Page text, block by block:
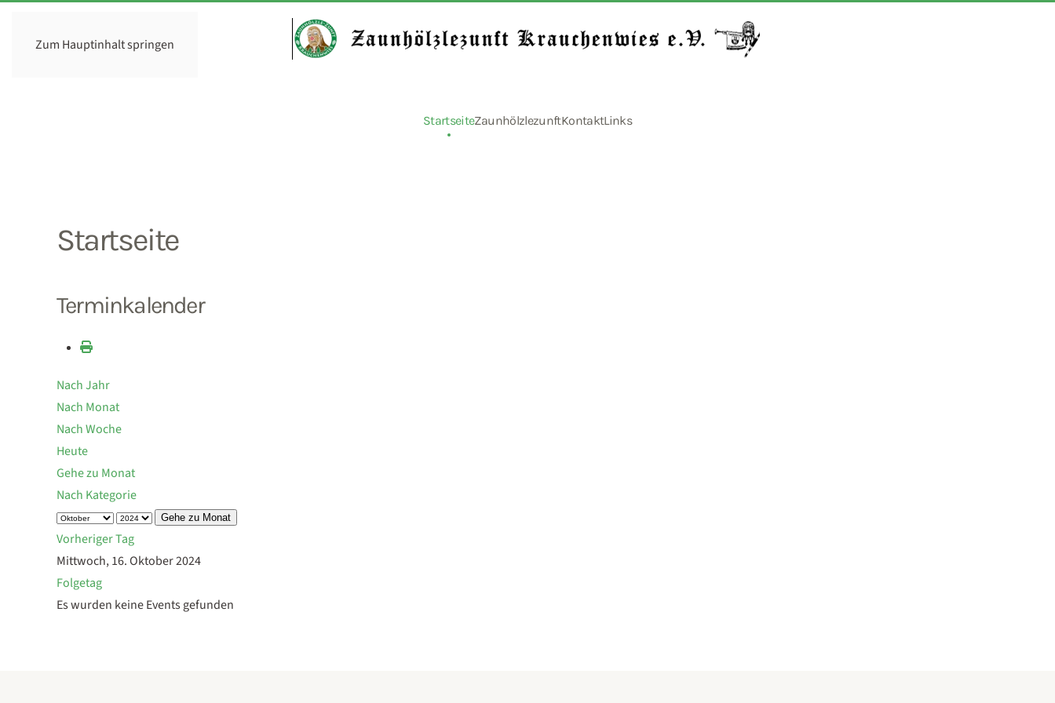
Zum Hauptinhalt springen
StartseiteZaunhölzlezunftKontaktLinks
Startseite
Terminkalender
Nach Jahr
Nach Monat
Nach Woche
Heute
Gehe zu Monat
Nach Kategorie
Gehe zu Monat
Vorheriger Tag
Mittwoch, 16. Oktober 2024
Folgetag
Es wurden keine Events gefunden